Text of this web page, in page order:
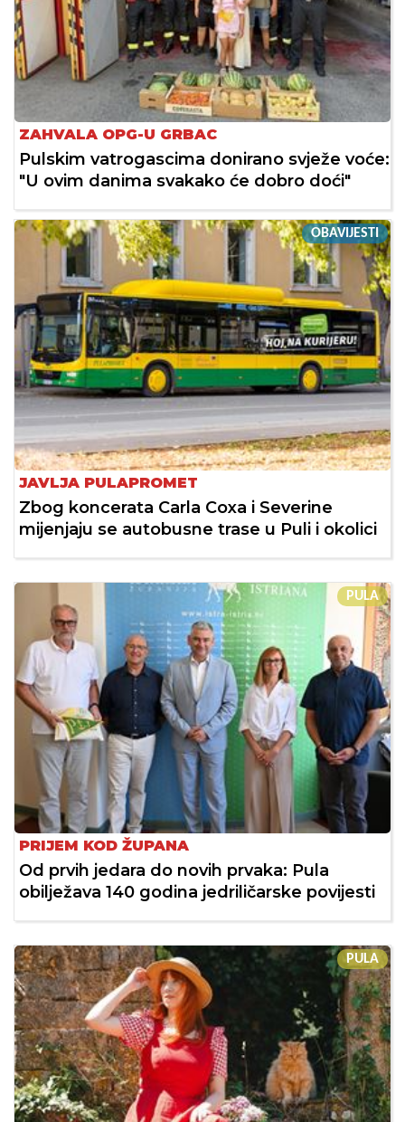
ZAHVALA OPG-U GRBAC
Pulskim vatrogascima donirano svježe voće:
"U ovim danima svakako će dobro doći"
OBAVIJESTI
JAVLJA PULAPROMET
Zbog koncerata Carla Coxa i Severine
mijenjaju se autobusne trase u Puli i okolici
PULA
PRIJEM KOD ŽUPANA
Od prvih jedara do novih prvaka: Pula
obilježava 140 godina jedriličarske povijesti
PULA